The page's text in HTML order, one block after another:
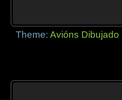
Theme:Avións Dibujado